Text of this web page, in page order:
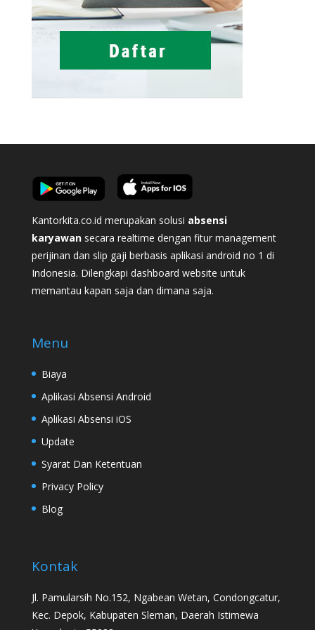
Kantorkita.co.id merupakan solusi absensi
karyawan secara realtime dengan fitur management
perijinan dan slip gaji berbasis aplikasi android no 1 di
Indonesia. Dilengkapi dashboard website untuk
memantau kapan saja dan dimana saja.
Menu
Biaya
Aplikasi Absensi Android
Aplikasi Absensi iOS
Update
Syarat Dan Ketentuan
Privacy Policy
Blog
Kontak
Jl. Pamularsih No.152, Ngabean Wetan, Condongcatur,
Kec. Depok, Kabupaten Sleman, Daerah Istimewa